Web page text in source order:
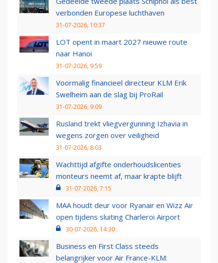
verbonden Europese luchthaven
31-07-2026, 10:37
LOT opent in maart 2027 nieuwe route
naar Hanoi
31-07-2026, 9:59
Voormalig financieel directeur KLM Erik
Swelheim aan de slag bij ProRail
31-07-2026, 9:09
Rusland trekt vliegvergunning Izhavia in
wegens zorgen over veiligheid
31-07-2026, 8:03
Wachttijd afgifte onderhoudslicenties
monteurs neemt af, maar krapte blijft
31-07-2026, 7:15
MAA houdt deur voor Ryanair en Wizz Air
open tijdens sluiting Charleroi Airport
30-07-2026, 14:30
Business en First Class steeds
belangrijker voor Air France-KLM: